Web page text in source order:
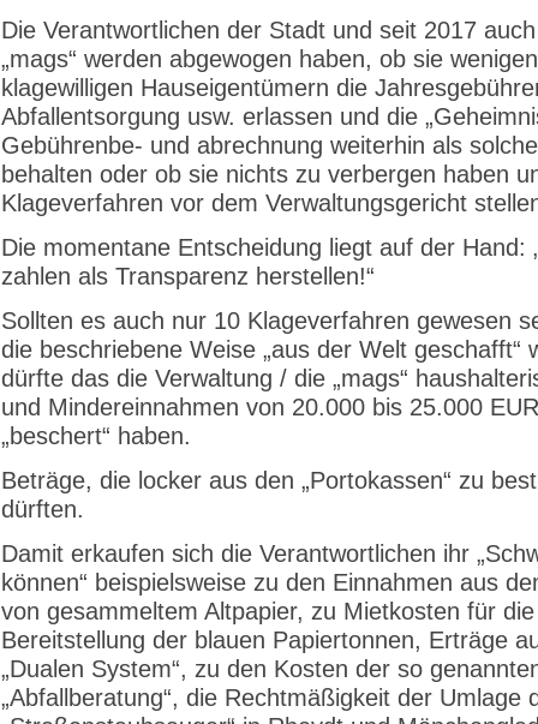
Die Verantwortlichen der Stadt und seit 2017
„mags“ werden abgewogen haben, ob sie wenigen
klagewilligen Hauseigentümern die
Abfallentsorgung usw. erlassen und die
Gebührenbe- und abrechnung weiterhin als
behalten oder ob sie nichts zu verbergen haben
Klageverfahren vor dem Verwaltungsgericht
Die momentane Entscheidung liegt auf der Hand:
zahlen als Transparenz herstellen!“
Sollten es auch nur 10 Klageverfahren gewesen
die beschriebene Weise „aus der Welt geschafft“
dürfte das die Verwaltung / die „mags“
und Mindereinnahmen von 20.000 bis 25.000
„beschert“ haben.
Beträge, die locker aus den „Portokassen“ zu
dürften.
Damit erkaufen sich die Verantwortlichen ihr
können“ beispielsweise zu den Einnahmen aus
von gesammeltem Altpapier, zu Mietkosten für die
Bereitstellung der blauen Papiertonnen, Erträge
„Dualen System“, zu den Kosten der so
„Abfallberatung“, die Rechtmäßigkeit der Umlage